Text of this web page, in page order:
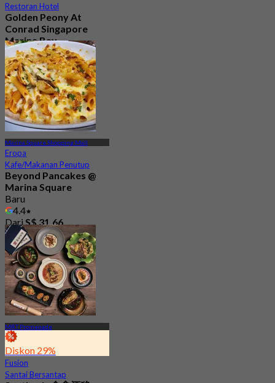
Restoran Hotel
Golden Peony At
Conrad Singapore
Marina Bay
4.6
189 telah dipesan
DariS$ 68
Marina Square Shopping Mall
Eropa
Kafe/Makanan Penutup
Beyond Pancakes @
Marina Square
Baru
4.4
Dari S$ 31.66
MRT Promenade
Diskon 29%
Fusion
Santai Bersantap